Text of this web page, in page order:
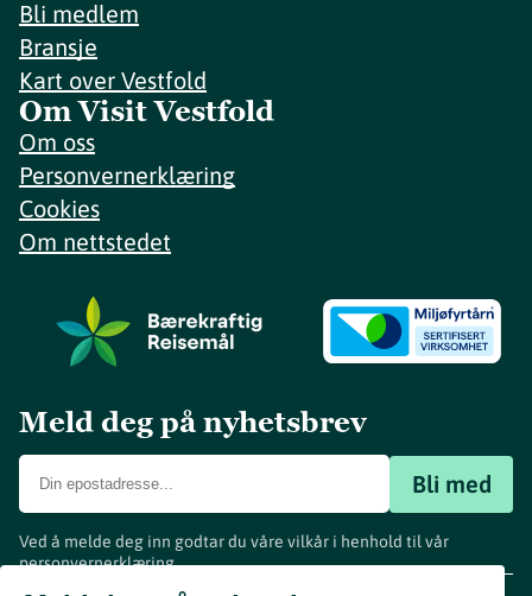
Bli medlem
Bransje
Kart over Vestfold
Om Visit Vestfold
Om oss
Personvernerklæring
Cookies
Om nettstedet
Meld deg på nyhetsbrev
Bli med
Ved å melde deg inn godtar du våre vilkår i henhold til vår
personvernerklæring.